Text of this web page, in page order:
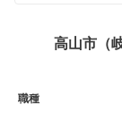
高山市（
職種